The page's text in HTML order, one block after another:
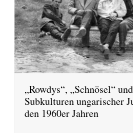
„Rowdys“, „Schnösel“
Subkulturen ungarischer
den 1960er Jahren